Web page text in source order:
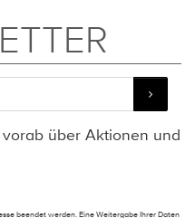
über Aktionen und
beendet werden. Eine Weitergabe Ihrer Daten